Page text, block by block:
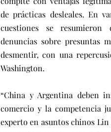
de prácticas desleales. En
cuestiones se
denuncias sobre presuntas
desmentir, con una
Washington.
“China y Argentina deben
comercio y la competencia
experto en asuntos chinos Lin